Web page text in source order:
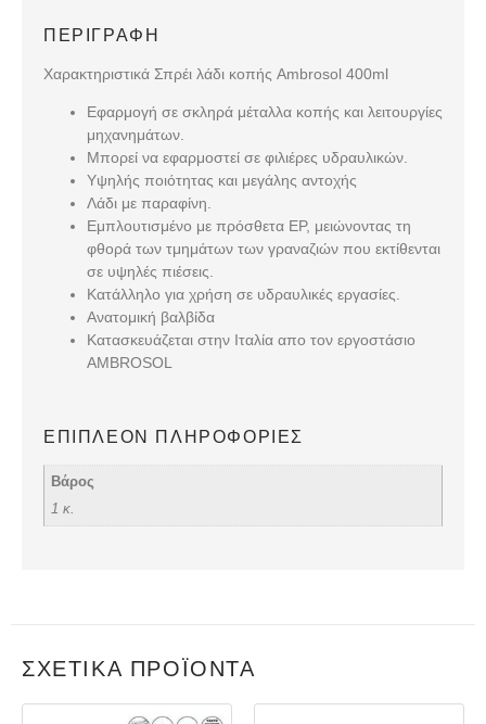
ΠΕΡΙΓΡΑΦΉ
Χαρακτηριστικά Σπρέι λάδι κοπής Ambrosol 400ml
Εφαρμογή σε σκληρά μέταλλα κοπής και λειτουργίες
μηχανημάτων.
Μπορεί να εφαρμοστεί σε φιλιέρες υδραυλικών.
Υψηλής ποιότητας και μεγάλης αντοχής
Λάδι με παραφίνη.
Εμπλουτισμένο με πρόσθετα EP, μειώνοντας τη
φθορά των τμημάτων των γραναζιών που εκτίθενται
σε υψηλές πιέσεις.
Κατάλληλο για χρήση σε υδραυλικές εργασίες.
Ανατομική βαλβίδα
Κατασκευάζεται στην Ιταλία απο τον εργοστάσιο
AMBROSOL
ΕΠΙΠΛΈΟΝ ΠΛΗΡΟΦΟΡΊΕΣ
Βάρος
1 κ.
ΣΧΕΤΙΚΆ ΠΡΟΪΌΝΤΑ